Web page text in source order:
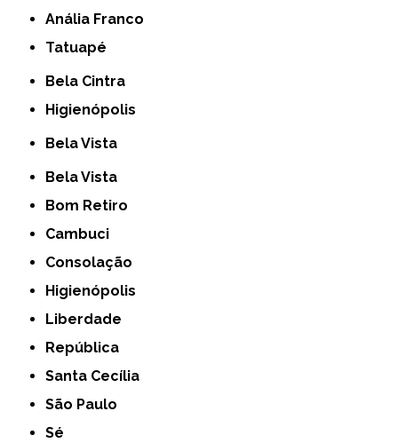
Anália Franco
Tatuapé
Bela Cintra
Higienópolis
Bela Vista
Bela Vista
Bom Retiro
Cambuci
Consolação
Higienópolis
Liberdade
República
Santa Cecília
São Paulo
Sé